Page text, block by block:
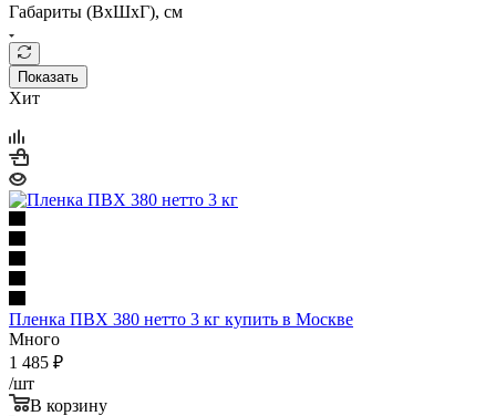
Габариты (ВхШхГ), см
Показать
Хит
Пленка ПВХ 380 нетто 3 кг купить в Москве
Много
1 485 ₽
/шт
В корзину